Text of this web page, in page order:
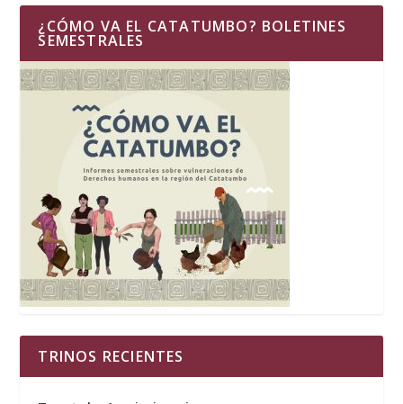
¿CÓMO VA EL CATATUMBO? BOLETINES
SEMESTRALES
TRINOS RECIENTES